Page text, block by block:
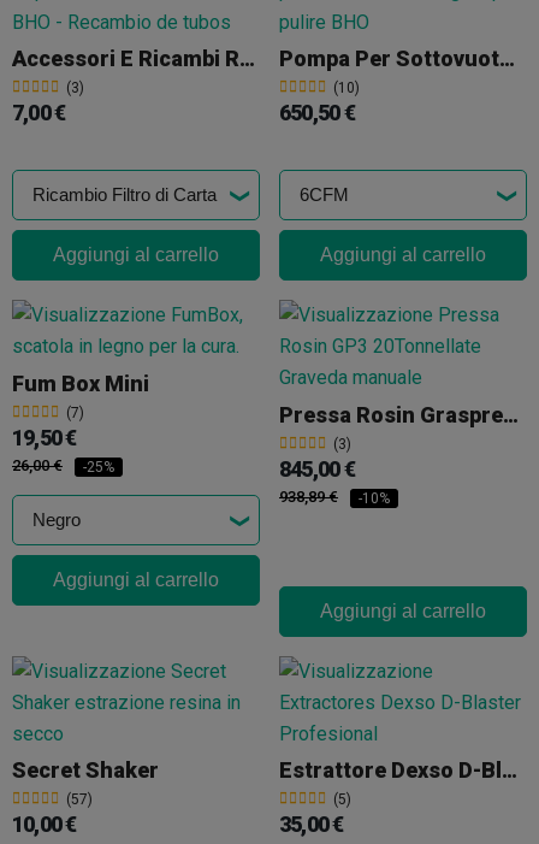
Accessori E Ricambi Roller Extractor BHO
(3)
7,00 €
Aggiungi al carrello
Pompa Per Sottovuoto Rothenberguer
(10)
650,50 €
Aggiungi al carrello
Fum Box Mini
(7)
19,50 €
26,00 € -25%
Aggiungi al carrello
Pressa Rosin Graspresso GP3 20 Tonnellate Manuale
(3)
845,00 €
938,89 € -10%
Aggiungi al carrello
Secret Shaker
(57)
10,00 €
Estrattore Dexso D-Blaster Professional
(5)
35,00 €